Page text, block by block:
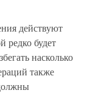
действуют
редко будет
насколько
также